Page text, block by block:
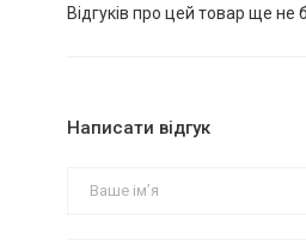
Відгуків про цей товар ще не
Написати відгук